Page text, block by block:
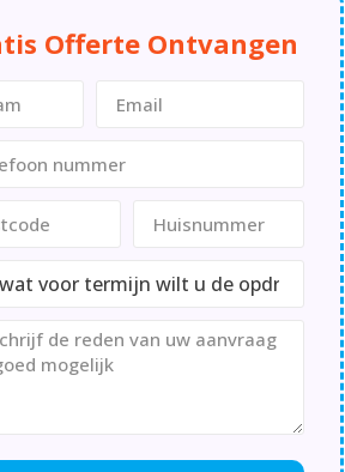
Offerte Ontvangen